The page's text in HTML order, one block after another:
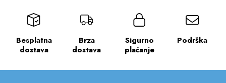
Besplatna
dostava
Brza
dostava
Sigurno
plaćanje
Podrška